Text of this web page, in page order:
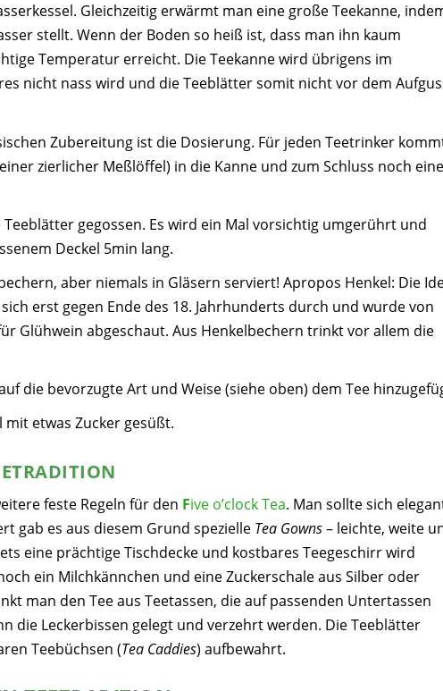
Gleichzeitig erwärmt man eine große Teekanne,
stellt. Wenn der Boden so heiß ist, dass man ihn kaum
Temperatur erreicht. Die Teekanne wird übrigens im
nicht nass wird und die Teeblätter somit nicht vor dem
Zubereitung ist die Dosierung. Für jeden Teetrinker
zierlicher Meßlöffel) in die Kanne und zum Schluss noch
gegossen. Es wird ein Mal vorsichtig umgerührt und
Deckel 5min lang.
aber niemals in Gläsern serviert! Apropos Henkel: Die
erst gegen Ende des 18. Jahrhunderts durch und wurde von
Glühwein abgeschaut. Aus Henkelbechern trinkt vor allem die
die bevorzugte Art und Weise (siehe oben) dem Tee
etwas Zucker gesüßt.
feste Regeln für den Five o’clock Tea. Man sollte sich
gab es aus diesem Grund spezielle Tea Gowns– leichte, weite
eine prächtige Tischdecke und kostbares Teegeschirr wird
ein Milchkännchen und eine Zuckerschale aus Silber oder
man den Tee aus Teetassen, die auf passenden Untertassen
die Leckerbissen gelegt und verzehrt werden. Die Teeblätter
Teebüchsen (Tea Caddies) aufbewahrt.